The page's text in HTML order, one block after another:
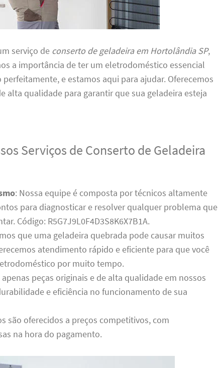
serviço de conserto de geladeira em Hortolândia SP,
a importância de ter um eletrodoméstico essencial
e estamos aqui para ajudar. Oferecemos
alta qualidade para garantir que sua geladeira esteja
Serviços de Conserto de Geladeira
: Nossa equipe é composta por técnicos altamente
para diagnosticar e resolver qualquer problema que
Código: R5G7J9L0F4D3S8K6X7B1A.
que uma geladeira quebrada pode causar muitos
atendimento rápido e eficiente para que você
por muito tempo.
peças originais e de alta qualidade em nossos
e eficiência no funcionamento de sua
são oferecidos a preços competitivos, com
na hora do pagamento.